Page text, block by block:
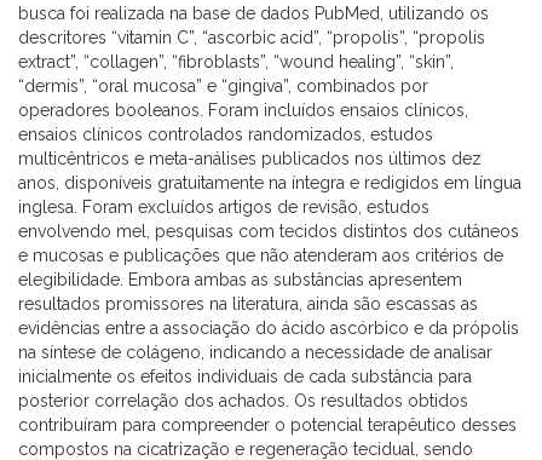
busca foi realizada na base de dados PubMed, utilizando os
descritores “vitamin C”, “ascorbic acid”, “propolis”, “propolis
extract”, “collagen”, “fibroblasts”, “wound healing”, “skin”,
“dermis”, “oral mucosa” e “gingiva”, combinados por
operadores booleanos. Foram incluídos ensaios clínicos,
ensaios clínicos controlados randomizados, estudos
multicêntricos e meta-análises publicados nos últimos dez
anos, disponíveis gratuitamente na íntegra e redigidos em língua
inglesa. Foram excluídos artigos de revisão, estudos
envolvendo mel, pesquisas com tecidos distintos dos cutâneos
e mucosas e publicações que não atenderam aos critérios de
elegibilidade. Embora ambas as substâncias apresentem
resultados promissores na literatura, ainda são escassas as
evidências entre a associação do ácido ascórbico e da própolis
na síntese de colágeno, indicando a necessidade de analisar
inicialmente os efeitos individuais de cada substância para
posterior correlação dos achados. Os resultados obtidos
contribuíram para compreender o potencial terapêutico desses
compostos na cicatrização e regeneração tecidual, sendo